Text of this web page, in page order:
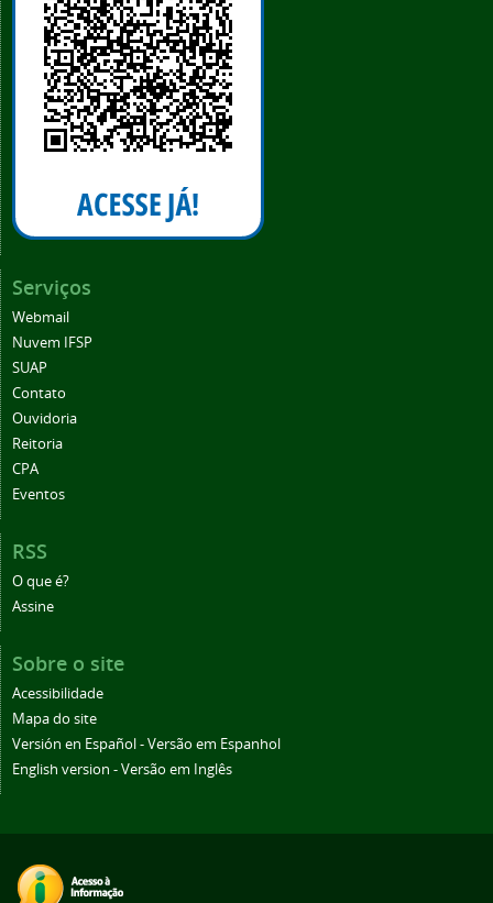
Serviços
Webmail
Nuvem IFSP
SUAP
Contato
Ouvidoria
Reitoria
CPA
Eventos
RSS
O que é?
Assine
Sobre o site
Acessibilidade
Mapa do site
Versión en Español - Versão em Espanhol
English version - Versão em Inglês